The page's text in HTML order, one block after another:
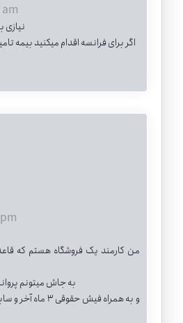
am
نیازی
اگر برای فرانسه اقدام میکنید بیمه
من کارمند یک فروشگاه هستم که
به جاش میتونم
و به همراه فیش